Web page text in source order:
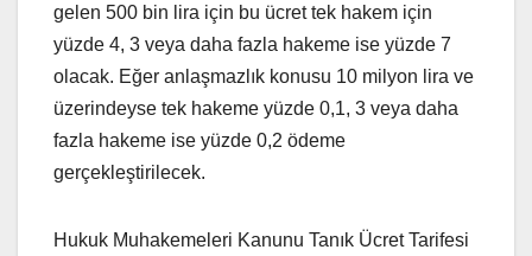
gelen 500 bin lira için bu ücret tek hakem için
yüzde 4, 3 veya daha fazla hakeme ise yüzde 7
olacak. Eğer anlaşmazlık konusu 10 milyon lira ve
üzerindeyse tek hakeme yüzde 0,1, 3 veya daha
fazla hakeme ise yüzde 0,2 ödeme
gerçekleştirilecek.
Hukuk Muhakemeleri Kanunu Tanık Ücret Tarifesi